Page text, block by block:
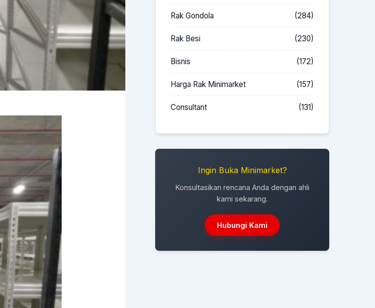
Rak Gondola (284)
Rak Besi (230)
Bisnis (172)
Harga Rak Minimarket (157)
Consultant (131)
Ingin Buka Minimarket?
Konsultasikan rencana Anda dengan ahli
kami sekarang.
Hubungi Kami